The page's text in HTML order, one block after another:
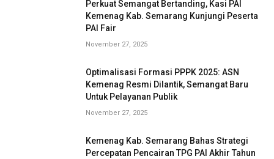
Perkuat Semangat Bertanding, Kasi PAI
Kemenag Kab. Semarang Kunjungi Peserta
PAI Fair
November 27, 2025
Optimalisasi Formasi PPPK 2025: ASN
Kemenag Resmi Dilantik, Semangat Baru
Untuk Pelayanan Publik
November 27, 2025
Kemenag Kab. Semarang Bahas Strategi
Percepatan Pencairan TPG PAI Akhir Tahun